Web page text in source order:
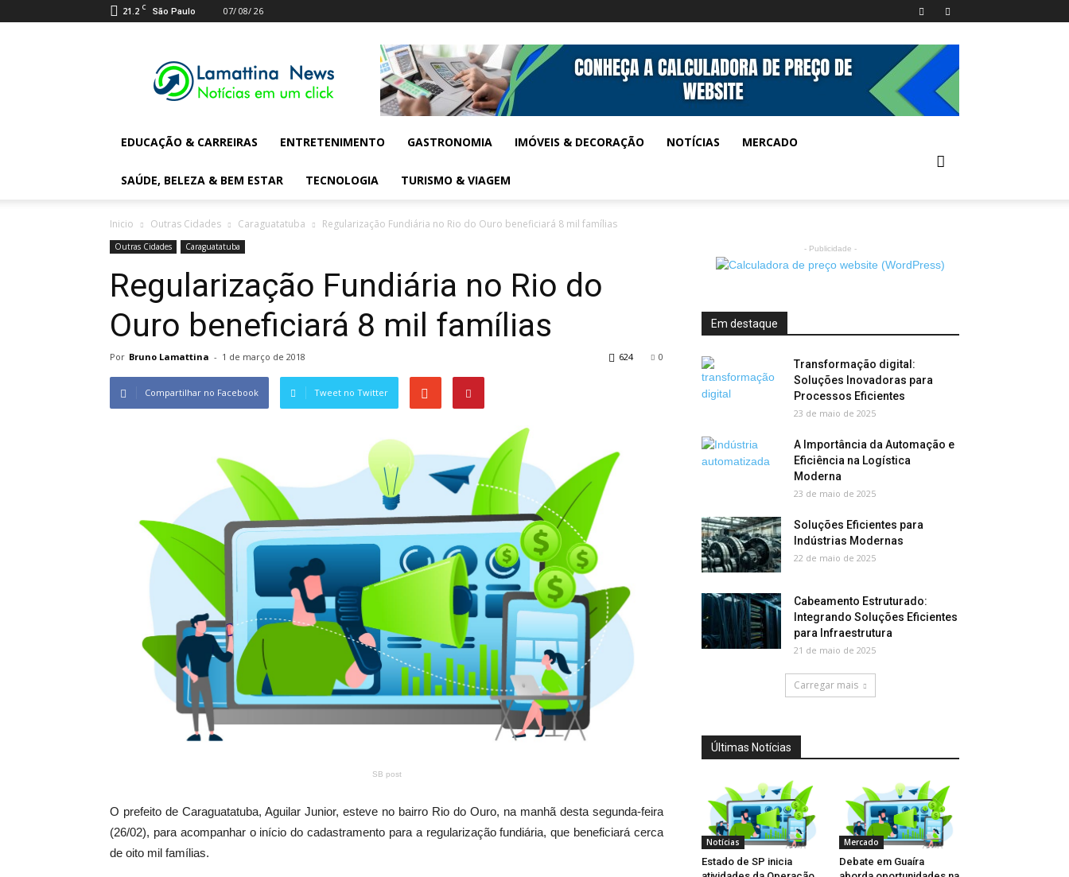
21.2 C São Paulo 07/ 08/ 26
Digital
News
EDUCAÇÃO & CARREIRAS ENTRETENIMENTO GASTRONOMIA IMÓVEIS & DECORAÇÃO NOTÍCIAS MERCADO
SAÚDE, BELEZA & BEM ESTAR TECNOLOGIA TURISMO & VIAGEM
Inicio Outras Cidades Caraguatatuba Regularização Fundiária no Rio do Ouro beneficiará 8 mil famílias
Outras Cidades Caraguatatuba
Regularização Fundiária no Rio do
Ouro beneficiará 8 mil famílias
Por Bruno Lamattina - 1 de março de 2018 0
624
Compartilhar no Facebook Tweet no Twitter
SB post
O prefeito de Caraguatatuba, Aguilar Junior, esteve no bairro Rio do Ouro, na manhã desta segunda-feira
(26/02), para acompanhar o início do cadastramento para a regularização fundiária, que beneficiará cerca
de oito mil famílias.
- Publicidade -
Em destaque
Transformação digital:
Soluções Inovadoras para
Processos Eficientes
23 de maio de 2025
A Importância da Automação e
Eficiência na Logística
Moderna
23 de maio de 2025
Soluções Eficientes para
Indústrias Modernas
22 de maio de 2025
Cabeamento Estruturado:
Integrando Soluções Eficientes
para Infraestrutura
21 de maio de 2025
Carregar mais
Últimas Notícias
Notícias
Estado de SP inicia
Mercado
Debate em Guaíra